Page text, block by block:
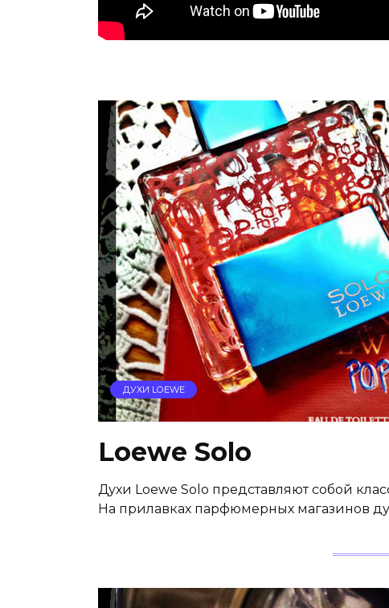
ДУХИ LOEWE
Loewe Solo
Духи Loewe Solo представляют собой
На прилавках парфюмерных магазинов